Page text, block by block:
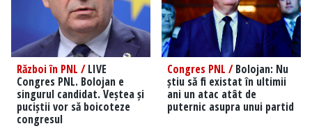
Război în PNL /LIVE
Congres PNL. Bolojan e
singurul candidat. Veștea și
puciștii vor să boicoteze
congresul
Congres PNL /Bolojan: Nu
știu să fi existat în ultimii
ani un atac atât de
puternic asupra unui partid